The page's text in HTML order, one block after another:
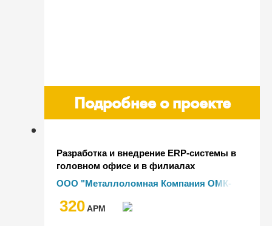
Подробнее о проекте
Разработка и внедрение ERP-системы в
головном офисе и в филиалах
компании ООО "МК ОМК-ЭкоМеталл"
предприятием"
ООО "Металлоломная Компания ОМК-
320AРМ